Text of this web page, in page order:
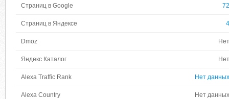
Страниц в Google 72
Страниц в Яндексе 4
Dmoz Нет
Яндекс Каталог Нет
Alexa Traffic Rank Нет данных
Alexa Country Нет данных